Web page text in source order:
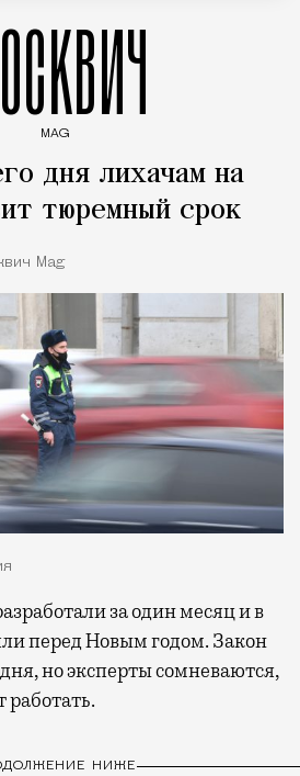
MAG
дня лихачам на
тюремный срок
Mag
перед Новым годом. Закон
но эксперты сомневаются,
работать.
НИЖЕ